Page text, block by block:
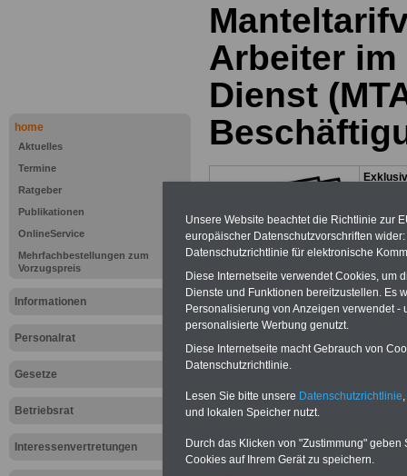
home
Aktuelles
Termine
Ratgeber
Publikationen
OnlineService
Mehrfachbestellungen zum
Vorzugspreis
Informationen
Personalrat
Gesetze
Betriebsrat
Interessenvertretungen
Arbeiter
Dienst
seit
des
Jahr
(32 GB)
auf
Unsere Link-
Unsere Website beachtet die Richtlinie zur
europäischer Datenschutzvorschriften
Datenschutzrichtlinie für elektronische
Diese Internetseite verwendet Cookies, um
Dienste und Funktionen bereitzustellen. Es
Personalisierung von Anzeigen verwendet
personalisierte Werbung genutzt.
Diese Internetseite macht Gebrauch von
Datenschutzrichtlinie.
Lesen Sie bitte unsere Datenschutzrichtlinie
und lokalen Speicher nutzt.
Durch das Klicken von "Zustimmung"
Cookies auf Ihrem Gerät zu speichern.